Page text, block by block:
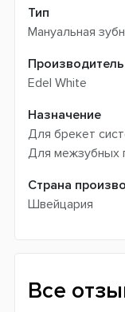
Тип
Мануальная
Производитель
Edel White
Назначение
Для брекет
Для межзубных
Страна
Швейцария
Все